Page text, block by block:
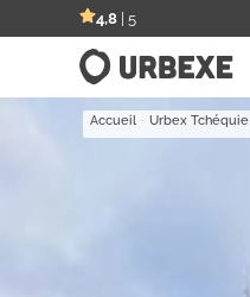
4,8 | 5
Accueil -Urbex Tchéquie